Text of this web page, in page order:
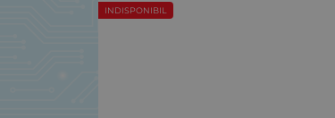
INDISPONIBIL